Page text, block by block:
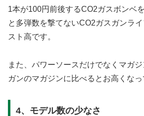
1本が100円前後するCO2ガスボンベ
と多弾数を撃てないCO2ガスガンラ
スト高です。
また、パワーソースだけでなくマガ
ガンのマガジンに比べるとお高くなっ
4、モデル数の少なさ